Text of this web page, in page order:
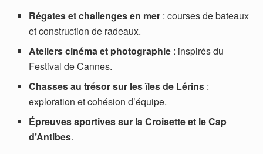
Régates et challenges en mer : courses de bateaux
et construction de radeaux.
Ateliers cinéma et photographie : inspirés du
Festival de Cannes.
Chasses au trésor sur les îles de Lérins :
exploration et cohésion d’équipe.
Épreuves sportives sur la Croisette et le Cap
d’Antibes.